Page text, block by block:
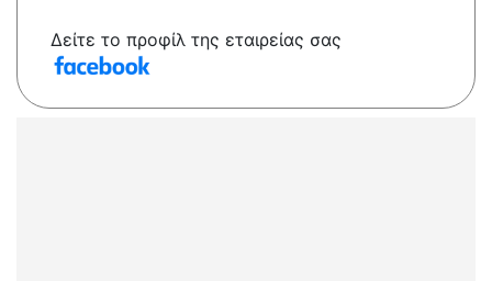
Δείτε το προφίλ της εταιρείας σας